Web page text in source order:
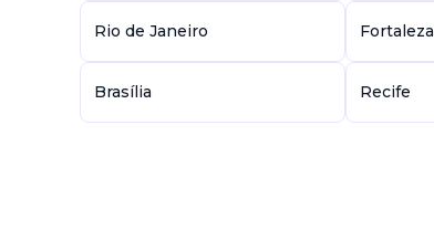
Rio de Janeiro Fortaleza
Brasília Recife